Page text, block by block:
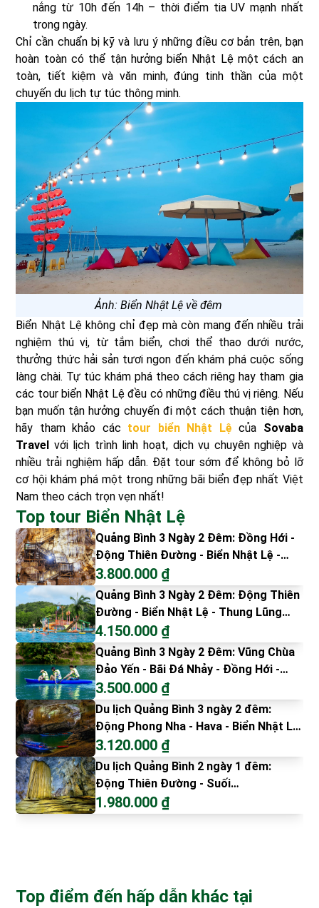
nắng từ 10h đến 14h – thời điểm tia UV mạnh nhất
trong ngày.
Chỉ cần chuẩn bị kỹ và lưu ý những điều cơ bản trên, bạn
hoàn toàn có thể tận hưởng biển Nhật Lệ một cách an
toàn, tiết kiệm và văn minh, đúng tinh thần của một
chuyến du lịch tự túc thông minh.
Ảnh: Biển Nhật Lệ về đêm
Biển Nhật Lệ không chỉ đẹp mà còn mang đến nhiều trải
nghiệm thú vị, từ tắm biển, chơi thể thao dưới nước,
thưởng thức hải sản tươi ngon đến khám phá cuộc sống
làng chài. Tự túc khám phá theo cách riêng hay tham gia
các tour biển Nhật Lệ đều có những điều thú vị riêng. Nếu
bạn muốn tận hưởng chuyến đi một cách thuận tiện hơn,
hãy tham khảo các tour biển Nhật Lệ của Sovaba
Travel với lịch trình linh hoạt, dịch vụ chuyên nghiệp và
nhiều trải nghiệm hấp dẫn. Đặt tour sớm để không bỏ lỡ
cơ hội khám phá một trong những bãi biển đẹp nhất Việt
Nam theo cách trọn vẹn nhất!
Top tour Biển Nhật Lệ
Quảng Bình 3 Ngày 2 Đêm: Đồng Hới -
Động Thiên Đường - Biển Nhật Lệ -
Sông Chày hang Tối - Đồi Cát Quang
Phú - Vũng Chùa Đảo Yến - Bãi Đá
Nhảy
3.800.000 ₫
Quảng Bình 3 Ngày 2 Đêm: Động Thiên
Đường - Biển Nhật Lệ - Thung Lũng
Hava - Đồi Cát Quang Phú - Bang
Onsen Resort
4.150.000 ₫
Quảng Bình 3 Ngày 2 Đêm: Vũng Chùa
Đảo Yến - Bãi Đá Nhảy - Đồng Hới -
Thung lũng Hava - Biển Nhật Lệ - Đồi
cát Quang Phú
3.500.000 ₫
Du lịch Quảng Bình 3 ngày 2 đêm:
Động Phong Nha - Hava - Biển Nhật Lệ
- Vũng Chùa Đảo Yến - Bãi Đá Nhảy -
Cồn Cát Quang Phú
3.120.000 ₫
Du lịch Quảng Bình 2 ngày 1 đêm:
Động Thiên Đường - Suối
Moọc/Hava/Sông Chày Hang Tối/Ozo
Park - Biển Nhật Lệ - Vũng Chùa Đảo
1.980.000 ₫
Top điểm đến hấp dẫn khác tại